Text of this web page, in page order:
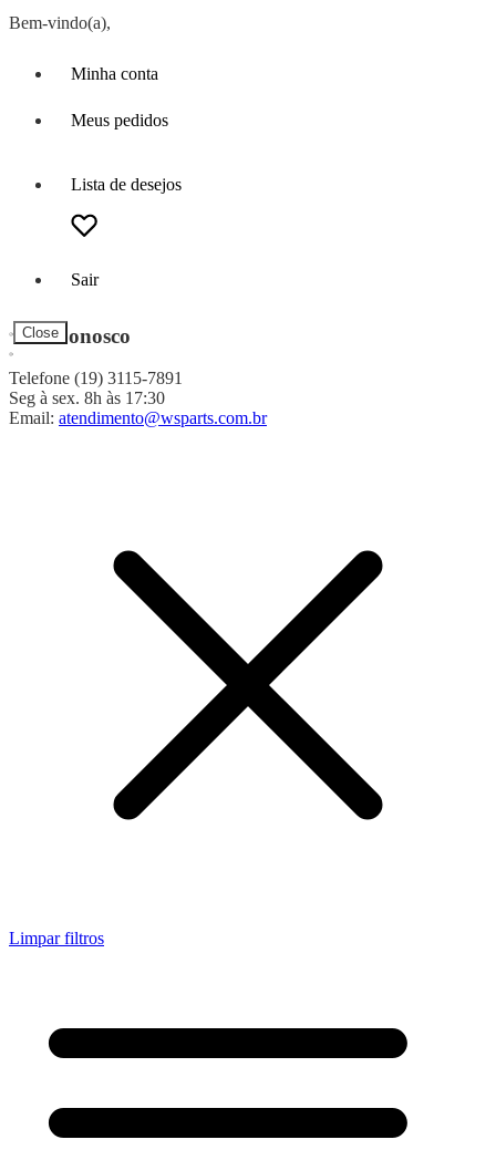
Bem-vindo(a),
Minha conta
Meus pedidos
Lista de desejos
Sair
Close
Fale Conosco
Telefone (19) 3115-7891
Seg à sex. 8h às 17:30
Email: atendimento@wsparts.com.br
Limpar filtros